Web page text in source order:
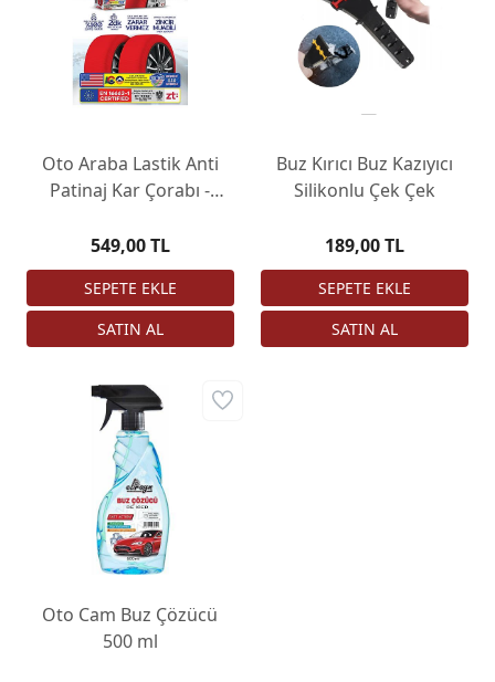
Oto Araba Lastik Anti
Patinaj Kar Çorabı -
549,00 TL
Buz Kırıcı Buz Kazıyıcı
Silikonlu Çek Çek
189,00 TL
Oto Cam Buz Çözücü
500 ml